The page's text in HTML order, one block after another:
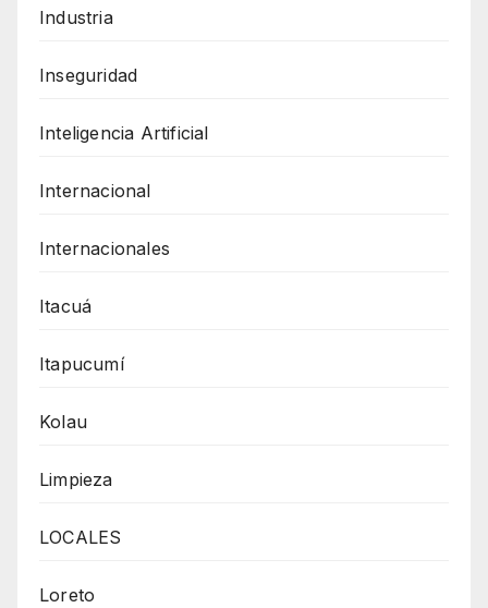
Industria
Inseguridad
Inteligencia Artificial
Internacional
Internacionales
Itacuá
Itapucumí
Kolau
Limpieza
LOCALES
Loreto